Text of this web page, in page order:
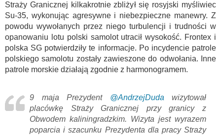
Straży Granicznej kilkakrotnie zbliżył się rosyjski myśliwiec
Su-35, wykonując agresywne i niebezpieczne manewry. Z
powodu wywołanych przez niego turbulencji i trudności w
opanowaniu lotu polski samolot utracił wysokość. Frontex i
polska SG potwierdziły te informacje. Po incydencie patrole
polskiego samolotu zostały zawieszone do odwołania. Inne
patrole morskie działają zgodnie z harmonogramem.
9 maja Prezydent @AndrzejDuda wizytował
placówkę Straży Granicznej przy granicy z
Obwodem kaliningradzkim. Wizyta jest wyrazem
poparcia i szacunku Prezydenta dla pracy Straży